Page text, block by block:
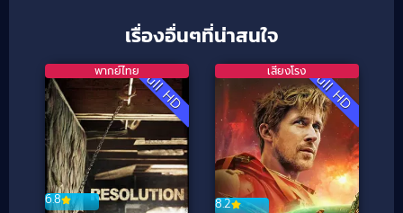
เรื่องอื่นๆที่น่าสนใจ
Full HD
6.8
พากย์ไทย Full HD
8.2
เสียงโรง